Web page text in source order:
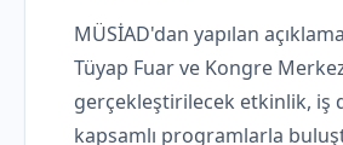
MÜSİAD'dan yapılan
Tüyap Fuar ve Kongre
gerçekleştirilecek etkinlik, iş
kapsamlı programlarla